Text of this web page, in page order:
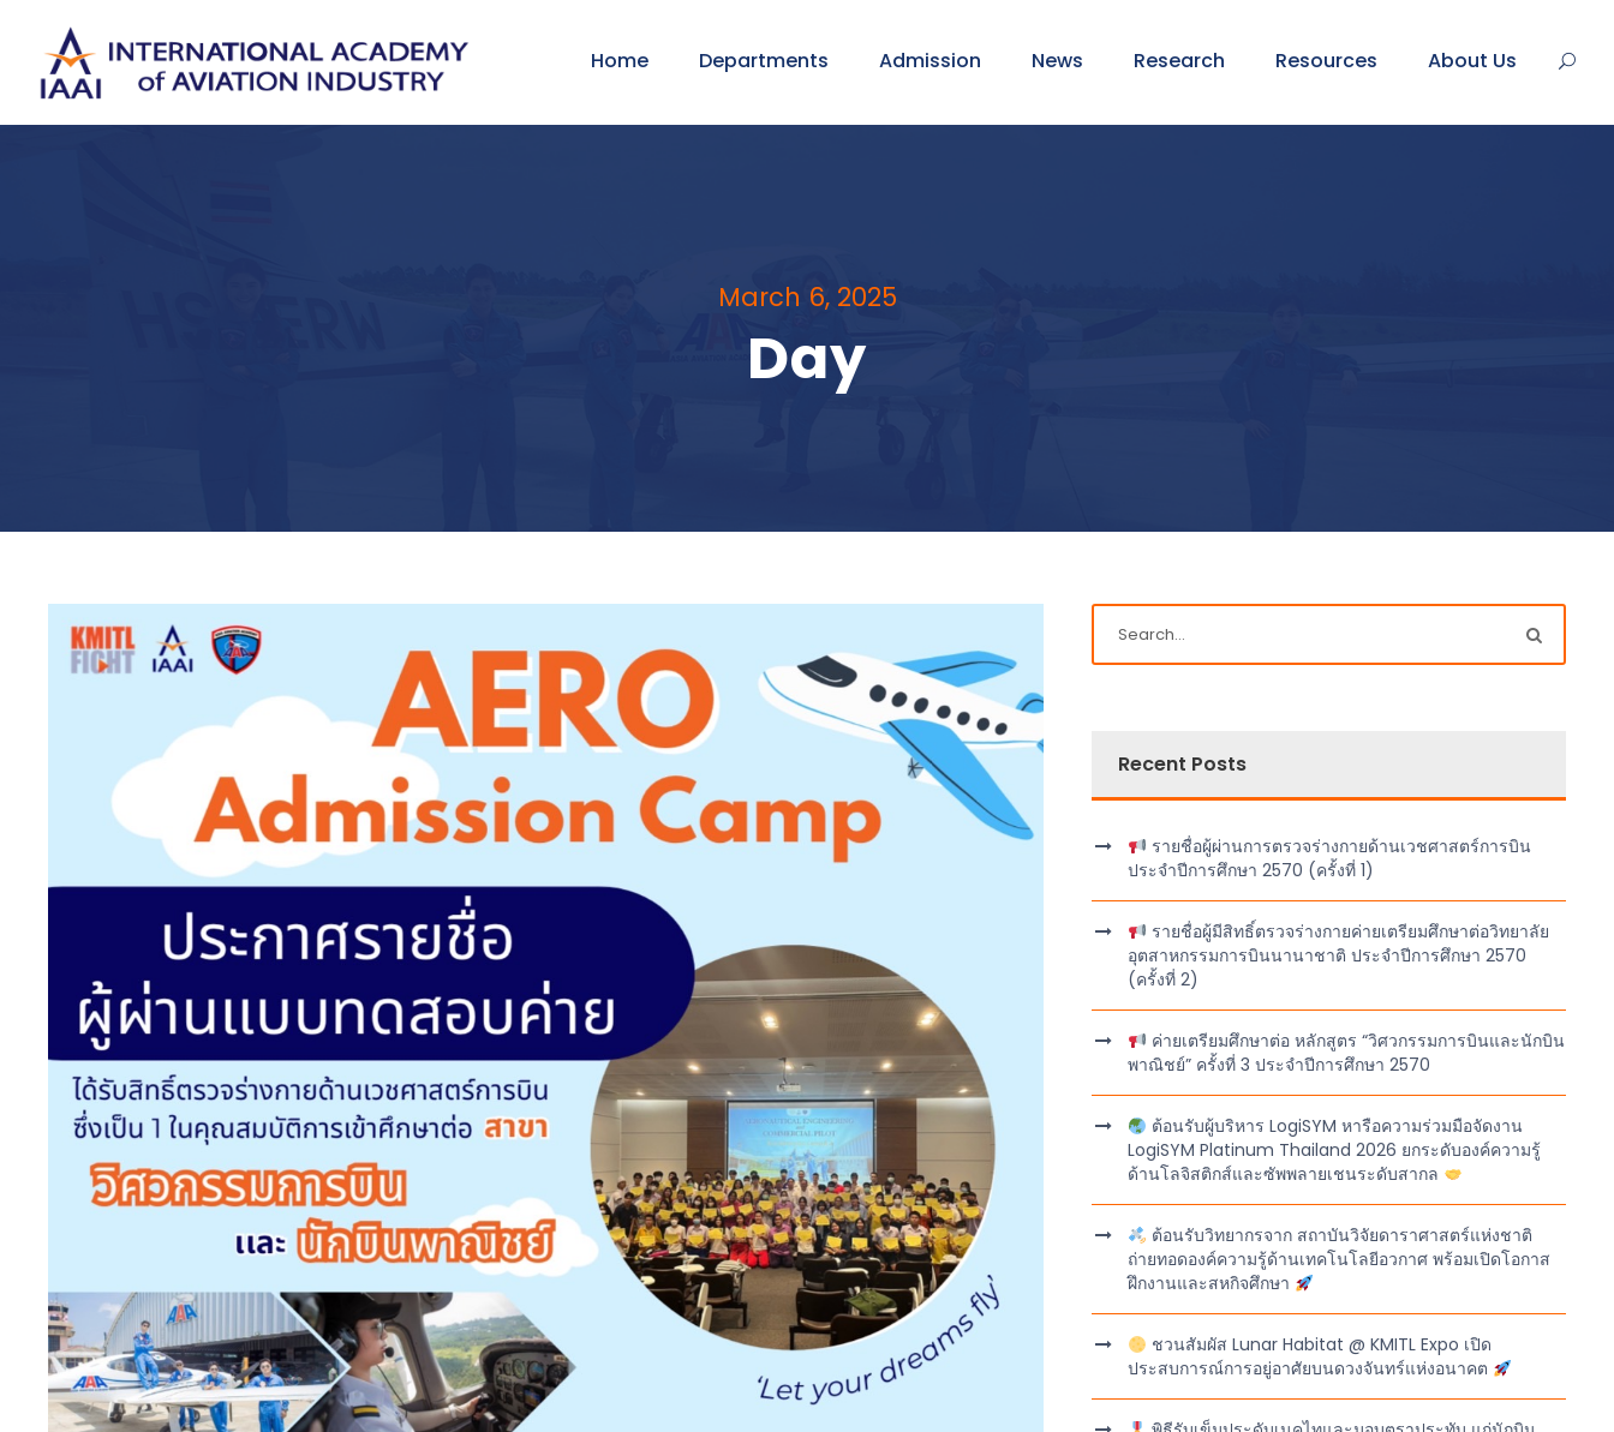
Home Departments Admission News Research Resources About Us
March 6, 2025
Day
Recent Posts
รายชื่อผู้ผ่านการตรวจร่างกายด้านเวชศาสตร์การบิน
ประจำปีการศึกษา 2570 (ครั้งที่ 1)
รายชื่อผู้มีสิทธิ์ตรวจร่างกายค่ายเตรียมศึกษาต่อวิทยาลัย
อุตสาหกรรมการบินนานาชาติ ประจำปีการศึกษา 2570
(ครั้งที่ 2)
ค่ายเตรียมศึกษาต่อ หลักสูตร “วิศวกรรมการบินและนักบิน
พาณิชย์” ครั้งที่ 3 ประจำปีการศึกษา 2570
ต้อนรับผู้บริหาร LogiSYM หารือความร่วมมือจัดงาน
LogiSYM Platinum Thailand 2026 ยกระดับองค์ความรู้
ด้านโลจิสติกส์และซัพพลายเชนระดับสากล
ต้อนรับวิทยากรจาก สถาบันวิจัยดาราศาสตร์แห่งชาติ
ถ่ายทอดองค์ความรู้ด้านเทคโนโลยีอวกาศ พร้อมเปิดโอกาส
ฝึกงานและสหกิจศึกษา
ชวนสัมผัส Lunar Habitat @ KMITL Expo เปิด
ประสบการณ์การอยู่อาศัยบนดวงจันทร์แห่งอนาคต